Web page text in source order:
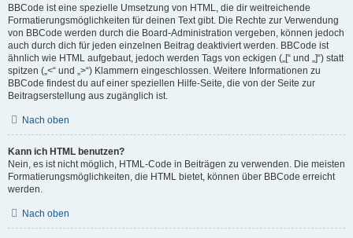
BBCode ist eine spezielle Umsetzung von HTML, die dir weitreichende
Formatierungsmöglichkeiten für deinen Text gibt. Die Rechte zur Verwendung
von BBCode werden durch die Board-Administration vergeben, können jedoch
auch durch dich für jeden einzelnen Beitrag deaktiviert werden. BBCode ist
ähnlich wie HTML aufgebaut, jedoch werden Tags von eckigen („[“ und „]“) statt
spitzen („<“ und „>“) Klammern eingeschlossen. Weitere Informationen zu
BBCode findest du auf einer speziellen Hilfe-Seite, die von der Seite zur
Beitragserstellung aus zugänglich ist.
Nach oben
Kann ich HTML benutzen?
Nein, es ist nicht möglich, HTML-Code in Beiträgen zu verwenden. Die meisten
Formatierungsmöglichkeiten, die HTML bietet, können über BBCode erreicht
werden.
Nach oben